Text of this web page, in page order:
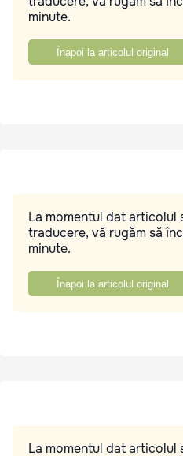
minute.
Înapoi la articolul original
La momentul dat articolul
traducere, vă rugăm să
minute.
Înapoi la articolul original
La momentul dat articolul